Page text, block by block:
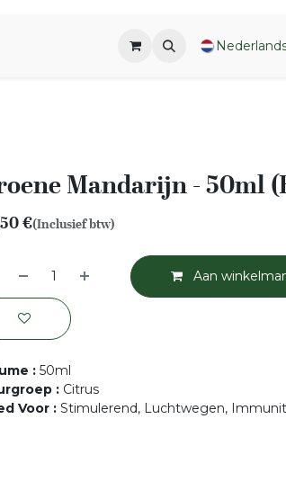
Mandarijn - 50ml
€(Inclusief btw)
Aan
: 50ml
: Citrus
Voor : Stimulerend, Luchtwegen,